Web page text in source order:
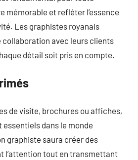
mémorable et refléter l’essence
Les graphistes royanais
avec leurs clients
détail soit pris en compte.
de visite, brochures ou affiches,
dans le monde
graphiste saura créer des
l’attention tout en transmettant